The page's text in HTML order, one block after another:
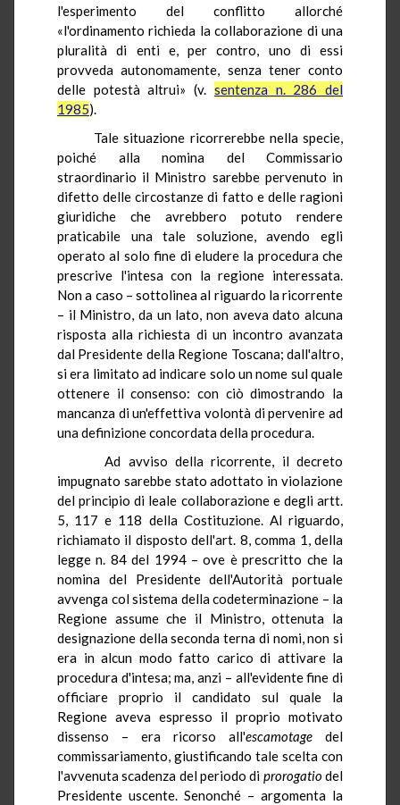
l'esperimento del conflitto allorché
«l'ordinamento richieda la collaborazione di una
pluralità di enti e, per contro, uno di essi
provveda autonomamente, senza tener conto
delle potestà altrui» (v. sentenza n. 286 del
1985).
Tale situazione ricorrerebbe nella specie,
poiché alla nomina del Commissario
straordinario il Ministro sarebbe pervenuto in
difetto delle circostanze di fatto e delle ragioni
giuridiche che avrebbero potuto rendere
praticabile una tale soluzione, avendo egli
operato al solo fine di eludere la procedura che
prescrive l'intesa con la regione interessata.
Non a caso – sottolinea al riguardo la ricorrente
– il Ministro, da un lato, non aveva dato alcuna
risposta alla richiesta di un incontro avanzata
dal Presidente della Regione Toscana; dall'altro,
si era limitato ad indicare solo un nome sul quale
ottenere il consenso: con ciò dimostrando la
mancanza di un'effettiva volontà di pervenire ad
una definizione concordata della procedura.
Ad avviso della ricorrente, il decreto
impugnato sarebbe stato adottato in violazione
del principio di leale collaborazione e degli artt.
5, 117 e 118 della Costituzione. Al riguardo,
richiamato il disposto dell'art. 8, comma 1, della
legge n. 84 del 1994 – ove è prescritto che la
nomina del Presidente dell'Autorità portuale
avvenga col sistema della codeterminazione – la
Regione assume che il Ministro, ottenuta la
designazione della seconda terna di nomi, non si
era in alcun modo fatto carico di attivare la
procedura d'intesa; ma, anzi – all'evidente fine di
officiare proprio il candidato sul quale la
Regione aveva espresso il proprio motivato
dissenso – era ricorso all'escamotage del
commissariamento, giustificando tale scelta con
l'avvenuta scadenza del periodo di prorogatiodel
Presidente uscente. Senonché – argomenta la